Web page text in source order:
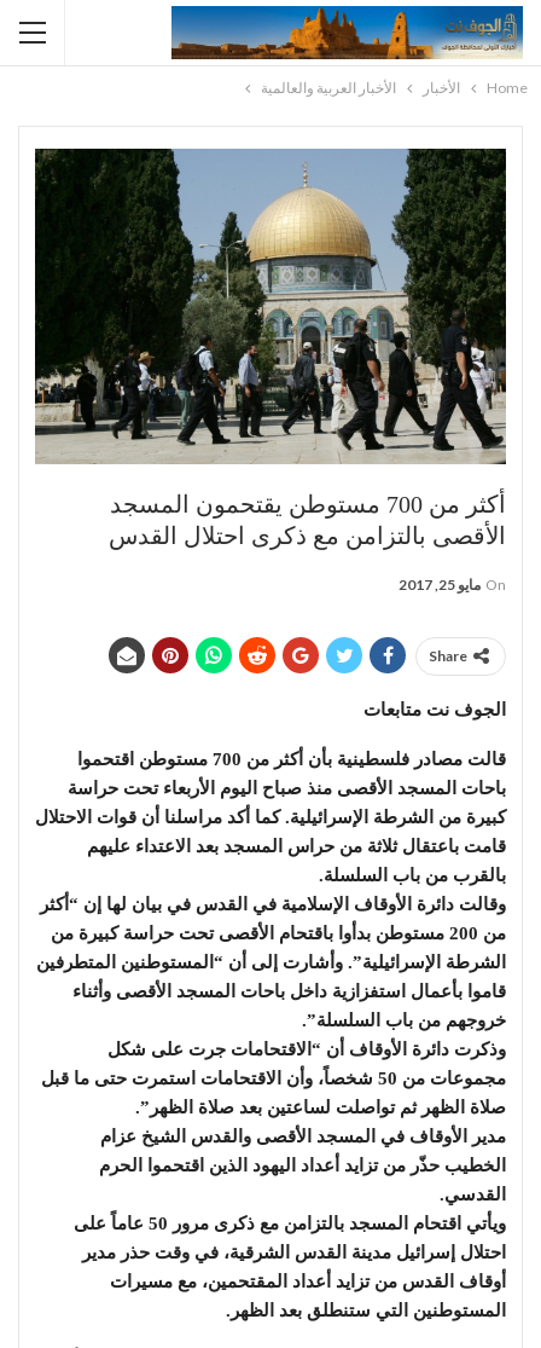
Home الأخبار الأخبار العربية والعالمية
أكثر من 700 مستوطن يقتحمون المسجد
الأقصى بالتزامن مع ذكرى احتلال القدس
On مايو 25, 2017
Share
الجوف نت متابعات
قالت مصادر فلسطينية بأن أكثر من 700 مستوطن اقتحموا
باحات المسجد الأقصى منذ صباح اليوم الأربعاء تحت حراسة
كبيرة من الشرطة الإسرائيلية. كما أكد مراسلنا أن قوات الاحتلال
قامت باعتقال ثلاثة من حراس المسجد بعد الاعتداء عليهم
بالقرب من باب السلسلة.
وقالت دائرة الأوقاف الإسلامية في القدس في بيان لها إن “أكثر
من 200 مستوطن بدأوا باقتحام الأقصى تحت حراسة كبيرة من
الشرطة الإسرائيلية”. وأشارت إلى أن “المستوطنين المتطرفين
قاموا بأعمال استفزازية داخل باحات المسجد الأقصى وأثناء
خروجهم من باب السلسلة”.
وذكرت دائرة الأوقاف أن “الاقتحامات جرت على شكل
مجموعات من 50 شخصاً، وأن الاقتحامات استمرت حتى ما قبل
صلاة الظهر ثم تواصلت لساعتين بعد صلاة الظهر”.
مدير الأوقاف في المسجد الأقصى والقدس الشيخ عزام
الخطيب حذّر من تزايد أعداد اليهود الذين اقتحموا الحرم
القدسي.
ويأتي اقتحام المسجد بالتزامن مع ذكرى مرور 50 عاماً على
احتلال إسرائيل مدينة القدس الشرقية، في وقت حذر مدير
أوقاف القدس من تزايد أعداد المقتحمين، مع مسيرات
المستوطنين التي ستنطلق بعد الظهر.